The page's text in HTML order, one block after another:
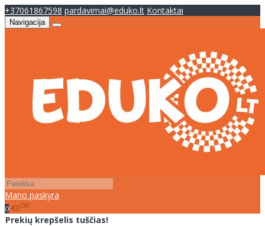
+37061867598 pardavimai@eduko.lt Kontaktai
Navigacija
Mano paskyra
0 €000
Prekių krepšelis tuščias!